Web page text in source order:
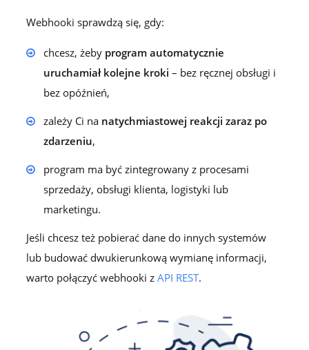
Webhooki sprawdzą się, gdy:
chcesz, żeby program automatycznie
uruchamiał kolejne kroki – bez ręcznej obsługi i
bez opóźnień,
zależy Ci na natychmiastowej reakcji zaraz po
zdarzeniu,
program ma być zintegrowany z procesami
sprzedaży, obsługi klienta, logistyki lub
marketingu.
Jeśli chcesz też pobierać dane do innych systemów
lub budować dwukierunkową wymianę informacji,
warto połączyć webhooki z API REST.